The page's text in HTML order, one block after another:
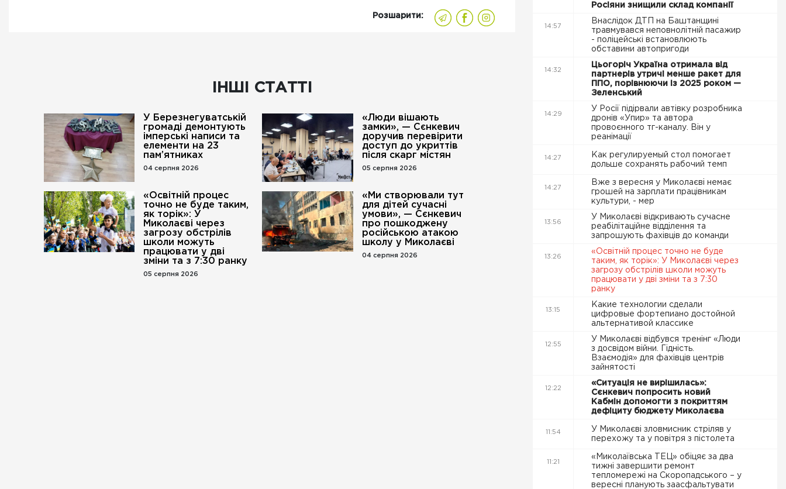
Розшарити:
ІНШІ СТАТТІ
У Березнегуватській
громаді демонтують
імперські написи та
елементи на 23
пам’ятниках
04 серпня 2026
«Люди вішають
замки», — Сєнкевич
доручив перевірити
доступ до укриттів
після скарг містян
05 серпня 2026
«Освітній процес
точно не буде таким,
як торік»: У
Миколаєві через
загрозу обстрілів
школи можуть
працювати у дві
зміни та з 7:30 ранку
05 серпня 2026
«Ми створювали тут
для дітей сучасні
умови», — Сєнкевич
про пошкоджену
російською атакою
школу у Миколаєві
04 серпня 2026
Росіяни знищили склад компанії
14:57
Внаслідок ДТП на Баштанщині
травмувався неповнолітній пасажир
- поліцейські встановлюють
обставини автопригоди
14:32
Цьогоріч Україна отримала від
партнерів утричі менше ракет для
ППО, порівнюючи із 2025 роком —
Зеленський
14:29
У Росії підірвали автівку розробника
дронів «Упир» та автора
провоєнного тг-каналу. Він у
реанімації
14:27
Как регулируемый стол помогает
дольше сохранять рабочий темп
14:27
Вже з вересня у Миколаєві немає
грошей на зарплати працівникам
культури, - мер
13:56
У Миколаєві відкривають сучасне
реабілітаційне відділення та
запрошують фахівців до команди
13:26
«Освітній процес точно не буде
таким, як торік»: У Миколаєві через
загрозу обстрілів школи можуть
працювати у дві зміни та з 7:30
ранку
13:15
Какие технологии сделали
цифровые фортепиано достойной
альтернативой классике
12:55
У Миколаєві відбувся тренінг «Люди
з досвідом війни. Гідність.
Взаємодія» для фахівців центрів
зайнятості
12:22
«Ситуація не вирішилась»:
Сєнкевич попросить новий
Кабмін допомогти з покриттям
дефіциту бюджету Миколаєва
11:54
У Миколаєві зловмисник стріляв у
перехожу та у повітря з пістолета
11:21
«Миколаївська ТЕЦ» обіцяє за два
тижні завершити ремонт
тепломережі на Скоропадського – у
вересні планують заасфальтувати